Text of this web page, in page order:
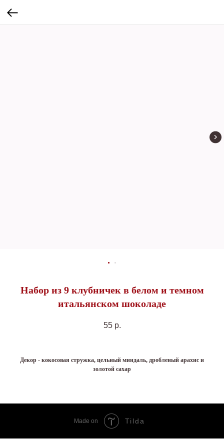
Набор из 9 клубничек в белом и темном
итальянском шоколаде
55 р.
Декор - кокосовая стружка, цельный миндаль, дробленый арахис и
золотой сахар
Made on Tilda